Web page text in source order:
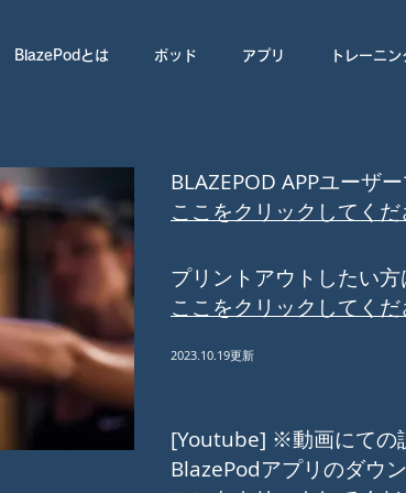
BlazePodとは ポッド アプリ トレーニン
BLAZEPOD APPユーザ
ここをクリックしてくだ
プリントアウトしたい方
ここをクリックしてくだ
2023.10.19更新
[Youtube] ※動画にての
BlazePodアプリのダウ